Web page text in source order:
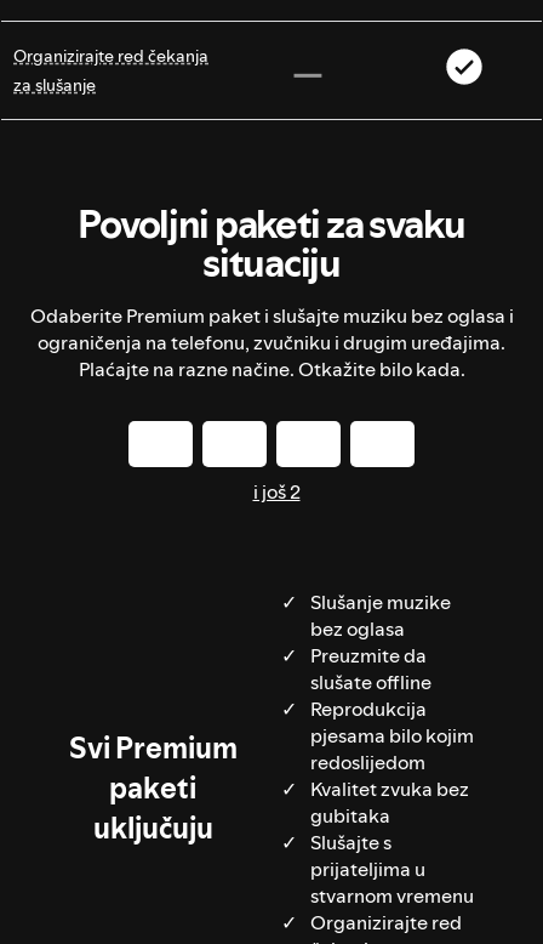
Organizirajte red čekanja
za slušanje
Povoljni paketi za svaku
situaciju
Odaberite Premium paket i slušajte muziku bez oglasa i
ograničenja na telefonu, zvučniku i drugim uređajima.
Plaćajte na razne načine. Otkažite bilo kada.
i još 2
Svi Premium
paketi
uključuju
Slušanje muzike
bez oglasa
Preuzmite da
slušate offline
Reprodukcija
pjesama bilo kojim
redoslijedom
Kvalitet zvuka bez
gubitaka
Slušajte s
prijateljima u
stvarnom vremenu
Organizirajte red